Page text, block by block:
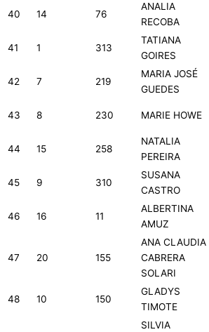
40 14 76
ANALIA
RECOBA
41 1 313
TATIANA
GOIRES
42 7 219
MARIA JOSÉ
GUEDES
43 8 230 MARIE HOWE
44 15 258
NATALIA
PEREIRA
45 9 310
SUSANA
CASTRO
46 16 11
ALBERTINA
AMUZ
47 20 155
ANA CLAUDIA
CABRERA
SOLARI
48 10 150
GLADYS
TIMOTE
SILVIA